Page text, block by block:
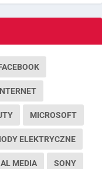
MICROSOFT
ELEKTRYCZNE
MEDIA SONY